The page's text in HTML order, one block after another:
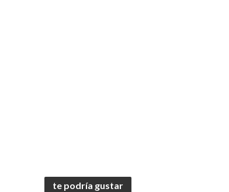
te podría gustar